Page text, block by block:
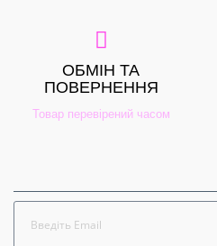
ОБМІН ТА
ПОВЕРНЕННЯ
Товар перевірений часом